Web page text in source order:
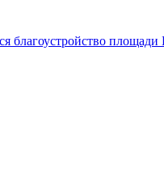
благоустройство площади